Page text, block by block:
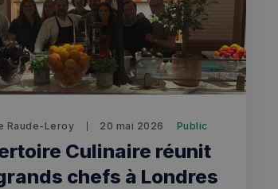
Raude-Leroy 20 mai 2026 Public
Culinaire réunit
chefs à Londres